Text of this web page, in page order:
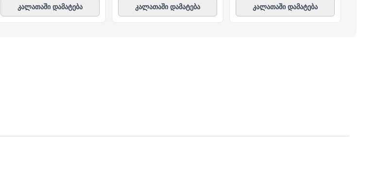
კალათაში დამატება კალათაში დამატება კალათაში დამატება